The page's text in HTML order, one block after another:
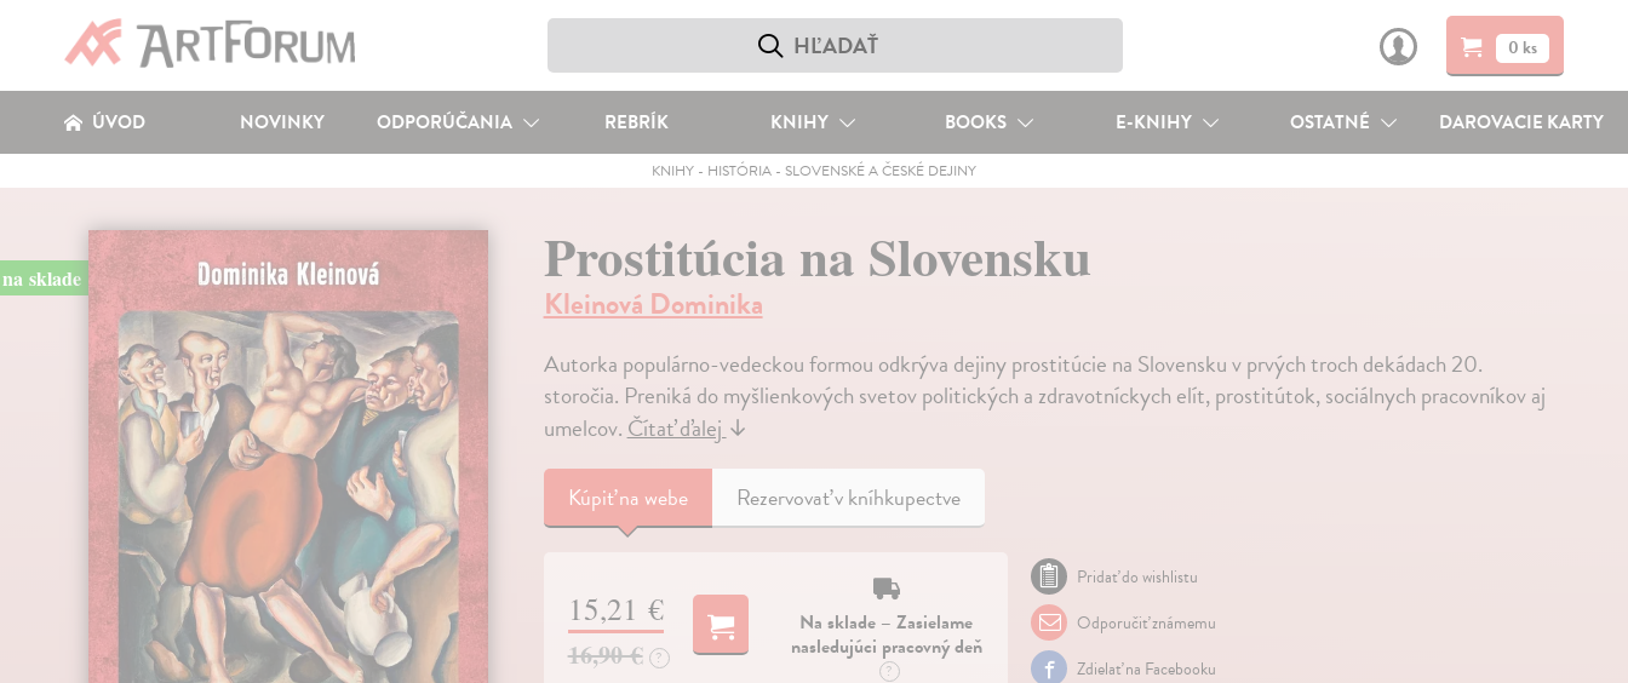
0 ks
ÚVOD NOVINKY ODPORÚČANIA REBRÍK KNIHY BOOKS E-KNIHY OSTATNÉ DAROVACIE KARTY
KNIHY- HISTÓRIA- SLOVENSKÉ A ČESKÉ DEJINY
na sklade Prostitúcia na Slovensku
Kleinová Dominika
Autorka populárno-vedeckou formou odkrýva dejiny prostitúcie na Slovensku v prvých troch dekádach 20.
storočia. Preniká do myšlienkových svetov politických a zdravotníckych elít, prostitútok, sociálnych pracovníkov aj
umelcov.Čítať ďalej↓
Kúpiťna webe Rezervovať v kníhkupectve
15,21 €
16,90 € ?
Na sklade – Zasielame
nasledujúci pracovný deň
?
Pridať do wishlistu
Odporučiť známemu
Zdielať na Facebooku